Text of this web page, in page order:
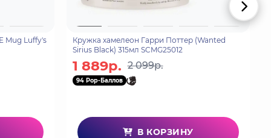
Mug Luffy's
Кружка хамелеон Гарри Поттер (Wanted
Sirius Black) 315мл SCMG25012
1 889р. 2 099р.
94 Pop-Баллов
В КОРЗИНУ